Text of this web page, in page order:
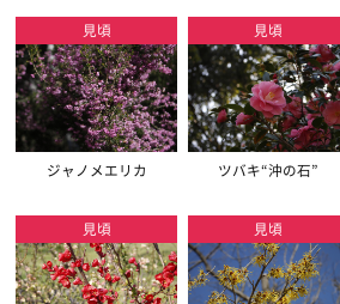
見頃
ジャノメエリカ
見頃
ツバキ“沖の石”
見頃 見頃